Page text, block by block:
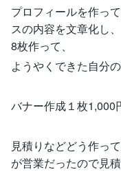
プロフィールを作っ
スの内容を文章化し
8枚作って、
ようやくできた自分
バナー作成１枚1,000
見積りなどどう作っ
が営業だったので見